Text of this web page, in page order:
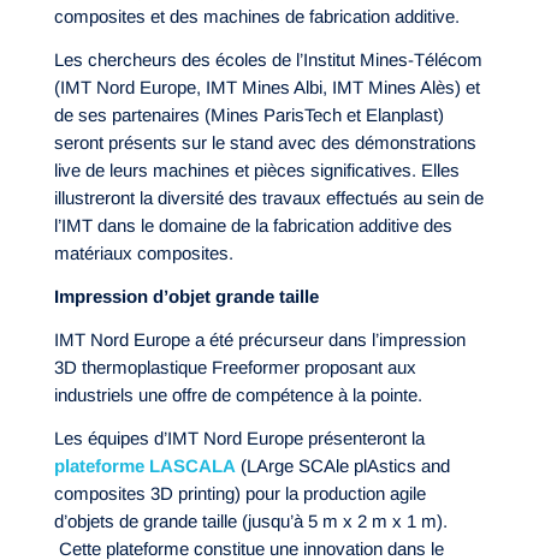
composites et des machines de fabrication additive.
Les chercheurs des écoles de l’Institut Mines-Télécom
(IMT Nord Europe, IMT Mines Albi, IMT Mines Alès) et
de ses partenaires (Mines ParisTech et Elanplast)
seront présents sur le stand avec des démonstrations
live de leurs machines et pièces significatives. Elles
illustreront la diversité des travaux effectués au sein de
l’IMT dans le domaine de la fabrication additive des
matériaux composites.
Impression d’objet grande taille
IMT Nord Europe a été précurseur dans l’impression
3D thermoplastique Freeformer proposant aux
industriels une offre de compétence à la pointe.
Les équipes d’IMT Nord Europe présenteront la
plateforme LASCALA (LArge SCAle plAstics and
composites 3D printing) pour la production agile
d’objets de grande taille (jusqu’à 5 m x 2 m x 1 m).
Cette plateforme constitue une innovation dans le